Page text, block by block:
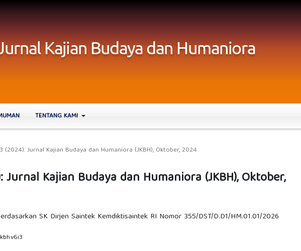
TENTANG KAMI
(2024): Jurnal Kajian Budaya dan Humaniora (JKBH), Oktober, 2024
Jurnal Kajian Budaya dan Humaniora (JKBH), Oktober,
SK Dirjen Saintek Kemdiktisaintek RI Nomor 355/DST/D.D1/HM.01.01/2026